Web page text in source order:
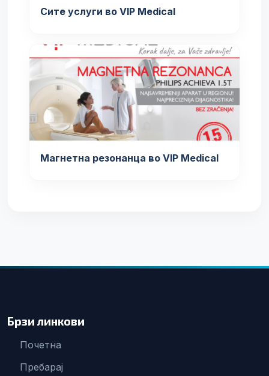
Сите услуги во VIP Medical
Магнетна резонанца во VIP Medical
Брзи линкови
Почетна
Пребарај